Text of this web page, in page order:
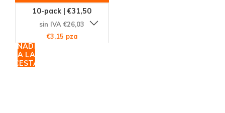
10-pack | €31,50
sin IVA €26,03
€3,15 pza
AÑADIR
A LA
CESTA